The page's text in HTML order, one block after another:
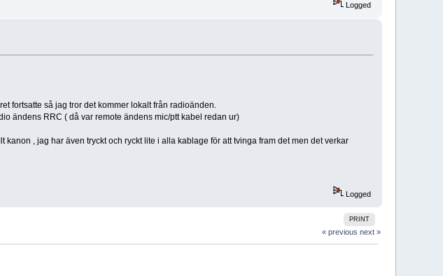
Logged
fortsatte så jag tror det kommer lokalt från radioänden.
ändens RRC ( då var remote ändens mic/ptt kabel redan ur)
, jag har även tryckt och ryckt lite i alla kablage för att tvinga fram det men det verkar
Logged
PRINT
« previous next »